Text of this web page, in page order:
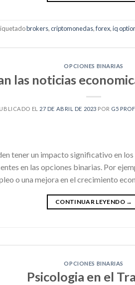
brokers,criptomonedas,forex,iq
OPCIONES BINARIAS
las noticias
EL 27 DE ABRIL DE 2023 POR G5
tener un impacto significativo en
en las opciones binarias. Por
o una mejora en el crecimiento
CONTINUAR LEYENDO →
OPCIONES BINARIAS
Psicologia en el